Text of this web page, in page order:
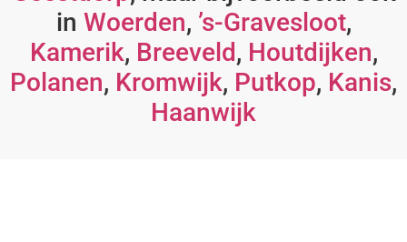
in Woerden, ’s-Gravesloot,
Kamerik, Breeveld, Houtdijken,
Polanen, Kromwijk, Putkop, Kanis,
Haanwijk